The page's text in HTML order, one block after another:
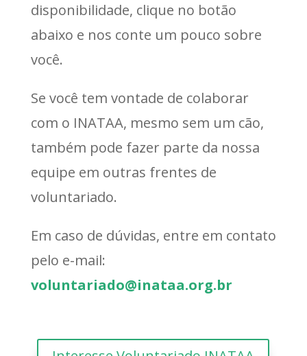
disponibilidade, clique no botão
abaixo e nos conte um pouco sobre
você.
Se você tem vontade de colaborar
com o INATAA, mesmo sem um cão,
também pode fazer parte da nossa
equipe em outras frentes de
voluntariado.
Em caso de dúvidas, entre em contato
pelo e-mail:
voluntariado@inataa.org.br